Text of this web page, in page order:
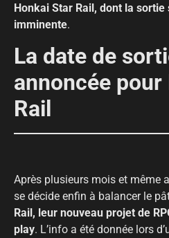
Honkai Star Rail, dont la sortie
imminente.
La date de
annoncée
Rail
Après plusieurs mois et même
se décide enfin à balancer le
Rail, leur nouveau projet de
play. L’info a été donnée lors